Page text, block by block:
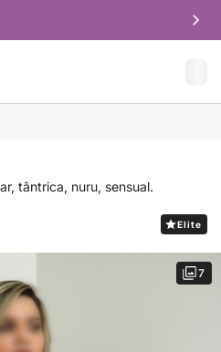
tântrica, nuru, sensual.
Elite
7